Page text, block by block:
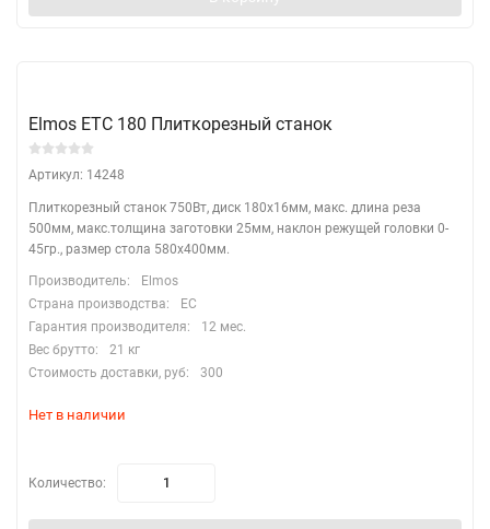
Elmos ETC 180 Плиткорезный станок
Артикул: 14248
Плиткорезный станок 750Вт, диск 180х16мм, макс. длина реза
500мм, макс.толщина заготовки 25мм, наклон режущей головки 0-
45гр., размер стола 580х400мм.
Производитель:
Elmos
Страна производства:
EC
Гарантия производителя:
12 мес.
Вес брутто:
21 кг
Стоимость доставки, руб:
300
Нет в наличии
Количество: